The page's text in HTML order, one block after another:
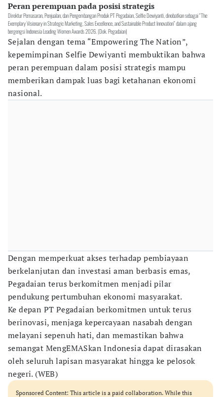
Peran perempuan pada posisi strategis
Direktur Pemasaran, Penjualan, dan Pengembangan Produk PT Pegadaian, Selfie Dewiyanti, dinobatkan sebagai “The
Exemplary Visionary in Strategic Marketing, Sales Excellence, and Sustainable Product Innovation” dalam ajang
bergengsi Indonesia Leading Women Awards 2026. (Dok. Pegadaian)
Sejalan dengan tema “Empowering The Nation”,
kepemimpinan Selfie Dewiyanti membuktikan bahwa
peran perempuan dalam posisi strategis mampu
memberikan dampak luas bagi ketahanan ekonomi
nasional.
Dengan memperkuat akses terhadap pembiayaan
berkelanjutan dan investasi aman berbasis emas,
Pegadaian terus berkomitmen menjadi pilar
pendukung pertumbuhan ekonomi masyarakat.
Ke depan PT Pegadaian berkomitmen untuk terus
berinovasi, menjaga kepercayaan nasabah dengan
melayani sepenuh hati, dan memastikan bahwa
semangat MengEMASkan Indonesia dapat dirasakan
oleh seluruh lapisan masyarakat hingga ke pelosok
negeri. (WEB)
Sponsored Content: This article is a paid collaboration. While this